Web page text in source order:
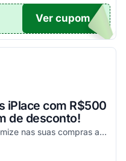
UPOM
Ver cupom
iPlace com R$500
de desconto!
Aproveite agora mesmo e economize nas suas compras acima de R$7.199,99!